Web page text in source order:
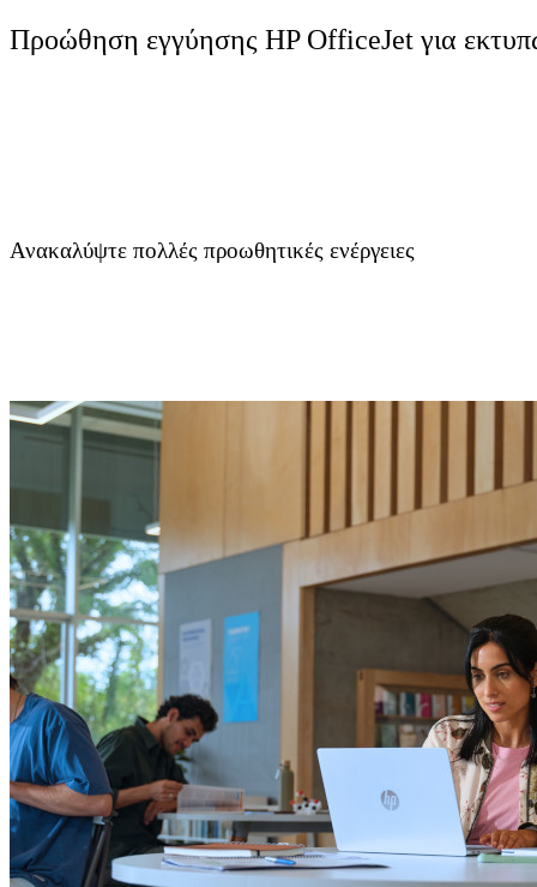
Προώθηση εγγύησης HP OfficeJet για
Ανακαλύψτε πολλές προωθητικές ενέργειες